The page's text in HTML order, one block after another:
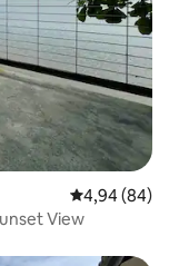
Gemiddelde
4,94 (84)
View